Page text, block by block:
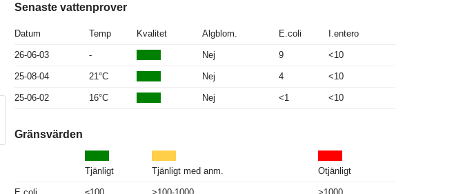
Senaste vattenprover
Datum Temp Kvalitet Algblom. E.coli I.entero
26-06-03 - Nej 9 <10
25-08-04 21°C Nej 4 <10
25-06-02 16°C Nej <1 <10
Gränsvärden
Tjänligt Tjänligt med anm. Otjänligt